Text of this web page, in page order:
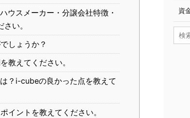
ウスメーカー・分譲会社特徴・
い。
しょうか？
教えてください。
？i-cubeの良かった点を教えて
イントを教えてください。
資